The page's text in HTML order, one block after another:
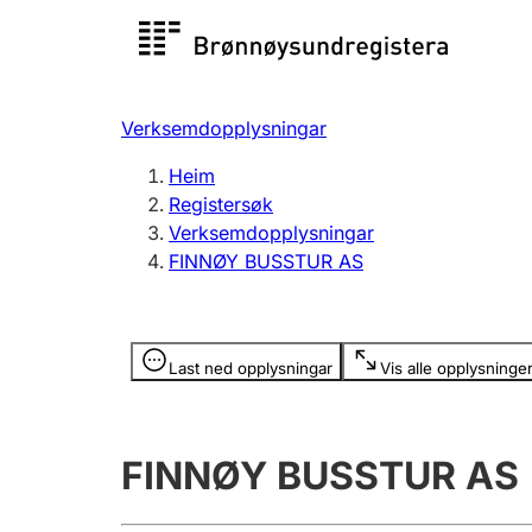
Registersøk
Registrere, endre, slette
Verksemdopplysningar
Heim
Registersøk
Verksemdopplysningar
FINNØY BUSSTUR AS
Last ned opplysningar Vis alle opplysninger
Opplysninger er skjult
FINNØY BUSSTUR AS